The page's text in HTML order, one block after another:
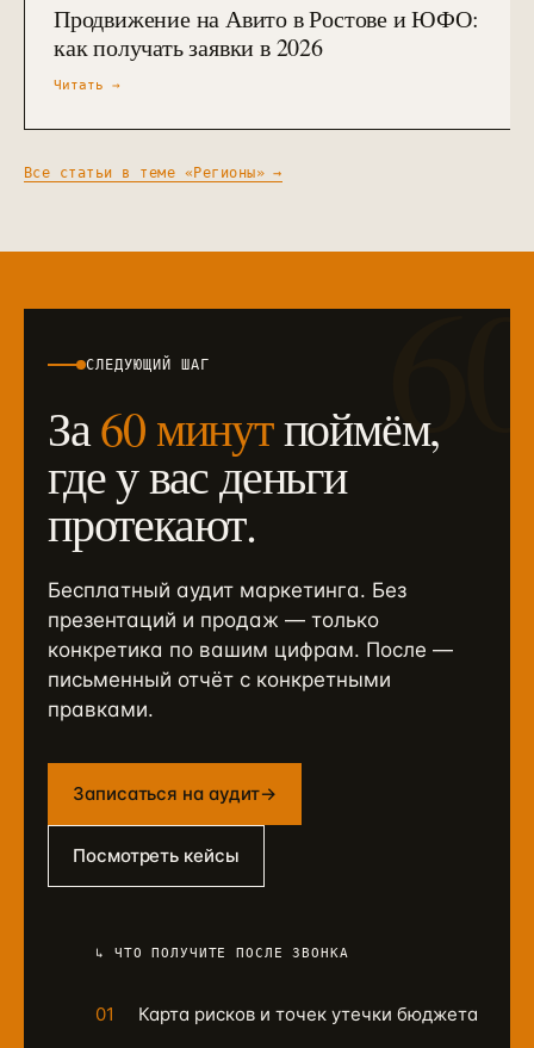
Продвижение на Авито в Ростове и ЮФО:
как получать заявки в 2026
Читать →
Все статьи в теме « Регионы» →
СЛЕДУЮЩИЙ ШАГ
За60 минутпоймём,
где у вас деньги
протекают.
Бесплатный аудит маркетинга. Без
презентаций и продаж — только
конкретика по вашим цифрам. После —
письменный отчёт с конкретными
правками.
Записаться на аудит→
Посмотреть кейсы
↳ ЧТО ПОЛУЧИТЕ ПОСЛЕ ЗВОНКА
01 Карта рисков и точек утечки бюджета